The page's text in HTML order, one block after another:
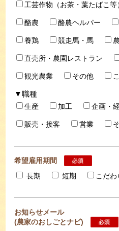
工芸作物（お茶・葉たばこ等
酪農 酪農ヘルパー
養鶏 競走馬・馬
直売所・農園レストラン
観光農業 その他
▼職種
生産 加工 企画・
販売・接客 営業
希望雇用期間
長期
短期 こだ
お知らせメール
(農家のおしごとナビ)